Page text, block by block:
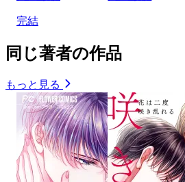
完結
同じ著者の作品
もっと見る